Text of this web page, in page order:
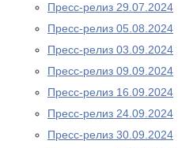
Пресс-релиз 29.07.2024
Пресс-релиз 05.08.2024
Пресс-релиз 03.09.2024
Пресс-релиз 09.09.2024
Пресс-релиз 16.09.2024
Пресс-релиз 24.09.2024
Пресс-релиз 30.09.2024